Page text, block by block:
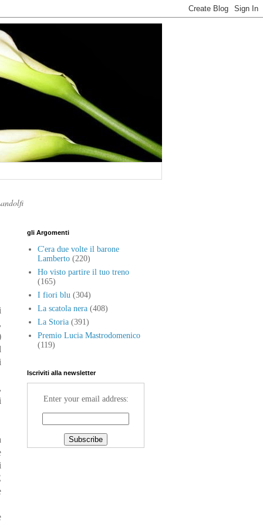
,
gli Argomenti
C'era due volte il barone
Lamberto (220)
Ho visto partire il tuo treno
(165)
I fiori blu (304)
La scatola nera (408)
La Storia (391)
Premio Lucia Mastrodomenico
(119)
Iscriviti alla newsletter
Enter your email address: